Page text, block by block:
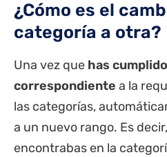
¿Cómo es el
categoría a otra?
Una vez que has
correspondiente a la
las categorías,
a un nuevo rango. Es
encontrabas en la